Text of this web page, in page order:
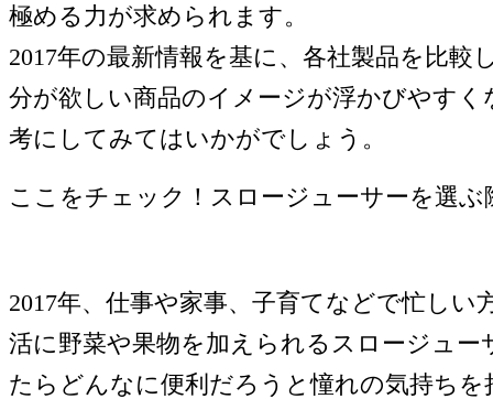
極める力が求められます。
2017年の最新情報を基に、各社製品を比較
分が欲しい商品のイメージが浮かびやすく
考にしてみてはいかがでしょう。
ここをチェック！スロージューサーを選
2017年、仕事や家事、子育てなどで忙しい
活に野菜や果物を加えられるスロージュー
たらどんなに便利だろうと憧れの気持ちを